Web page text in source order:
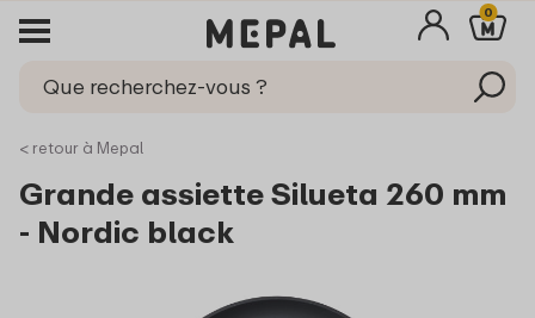
0
< retour à Mepal
Grande assiette Silueta 260 mm
- Nordic black